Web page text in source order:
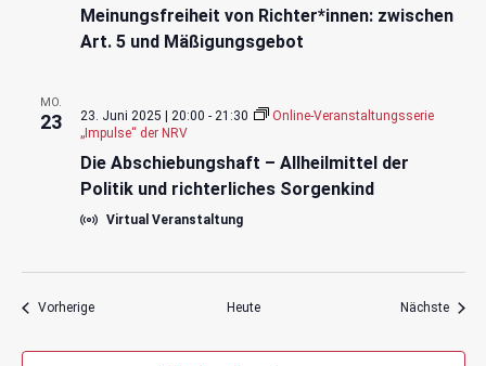
Meinungsfreiheit von Richter*innen: zwischen
Art. 5 und Mäßigungsgebot
MO.
23
Die Abschiebungshaft – Allheilmittel der
Politik und richterliches Sorgenkind
23. Juni 2025 | 20:00 - 21:30
Online-Veranstaltungsserie
„Impulse“ der NRV
Virtual Veranstaltung
VorherigeVeranstaltungen Heute Nächste